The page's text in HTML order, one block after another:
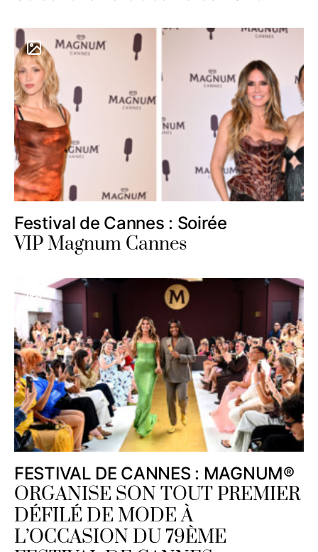
Festival de Cannes : Soirée
VIP Magnum Cannes
FESTIVAL DE CANNES : MAGNUM®
ORGANISE SON TOUT PREMIER
DÉFILÉ DE MODE À
L’OCCASION DU 79ÈME